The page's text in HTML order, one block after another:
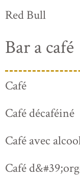
Red Bull
Bar a café
Café
Café décaféiné
Café avec
Café